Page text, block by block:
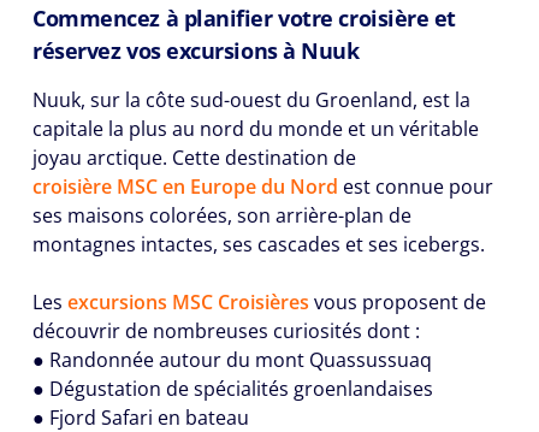
Commencez à planifier votre croisière et
réservez vos excursions à Nuuk
Nuuk, sur la côte sud-ouest du Groenland, est la
capitale la plus au nord du monde et un véritable
joyau arctique. Cette destination de
croisière MSC en Europe du Nord est connue pour
ses maisons colorées, son arrière-plan de
montagnes intactes, ses cascades et ses icebergs.
Les excursions MSC Croisières vous proposent de
découvrir de nombreuses curiosités dont :
● Randonnée autour du mont Quassussuaq
● Dégustation de spécialités groenlandaises
● Fjord Safari en bateau